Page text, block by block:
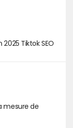
Tiktok SEO
mesure de